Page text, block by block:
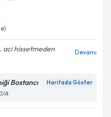
aci hissetmeden
Devamı
Bostancı Haritada Göster
A